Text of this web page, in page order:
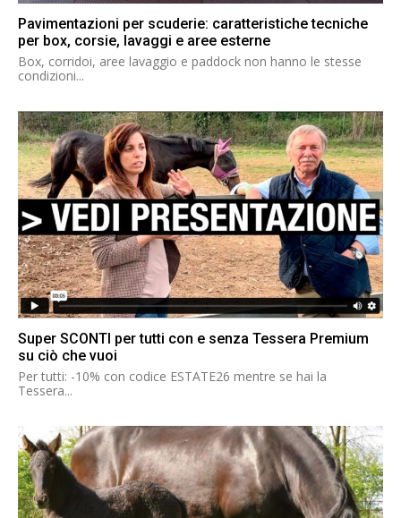
Pavimentazioni per scuderie: caratteristiche tecniche
per box, corsie, lavaggi e aree esterne
Box, corridoi, aree lavaggio e paddock non hanno le stesse
condizioni...
Super SCONTI per tutti con e senza Tessera Premium
su ciò che vuoi
Per tutti: -10% con codice ESTATE26 mentre se hai la
Tessera...